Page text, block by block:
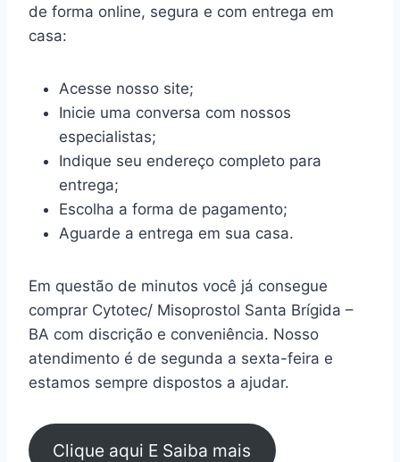
de forma online, segura e com entrega em
casa:
Acesse nosso site;
Inicie uma conversa com nossos
especialistas;
Indique seu endereço completo para
entrega;
Escolha a forma de pagamento;
Aguarde a entrega em sua casa.
Em questão de minutos você já consegue
comprar Cytotec/ Misoprostol Santa Brígida –
BA com discrição e conveniência. Nosso
atendimento é de segunda a sexta-feira e
estamos sempre dispostos a ajudar.
Clique aqui E Saiba mais